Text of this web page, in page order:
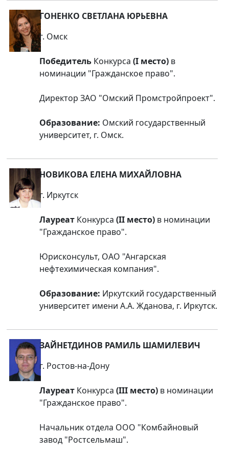
ГОНЕНКО СВЕТЛАНА ЮРЬЕВНА
г. Омск
Победитель Конкурса (I место) в
номинации "Гражданское право".
Директор ЗАО "Омский Промстройпроект".
Образование: Омский государственный
университет, г. Омск.
НОВИКОВА ЕЛЕНА МИХАЙЛОВНА
г. Иркутск
Лауреат Конкурса (II место) в номинации
"Гражданское право".
Юрисконсульт, ОАО "Ангарская
нефтехимическая компания".
Образование: Иркутский государственный
университет имени А.А. Жданова, г. Иркутск.
ЗАЙНЕТДИНОВ РАМИЛЬ ШАМИЛЕВИЧ
г. Ростов-на-Дону
Лауреат Конкурса (III место) в номинации
"Гражданское право".
Начальник отдела ООО "Комбайновый
завод "Ростсельмаш".